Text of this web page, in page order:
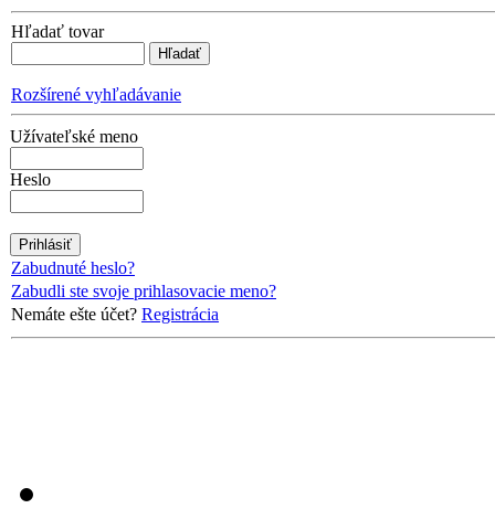
Hľadať tovar
Rozšírené vyhľadávanie
Užívateľské meno
Heslo
Zabudnuté heslo?
Zabudli ste svoje prihlasovacie meno?
Nemáte ešte účet? Registrácia